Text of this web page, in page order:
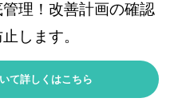
理！改善計画の確認
します。
て詳しくはこちら